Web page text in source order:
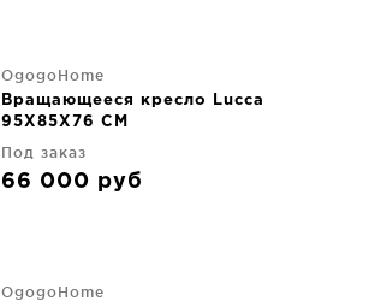
OgogoHome
Вращающееся кресло Lucca
95X85X76 CM
Под заказ
66 000 руб
OgogoHome